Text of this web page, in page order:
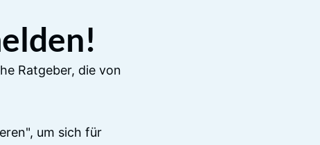
Ratgeber, die von
um sich für